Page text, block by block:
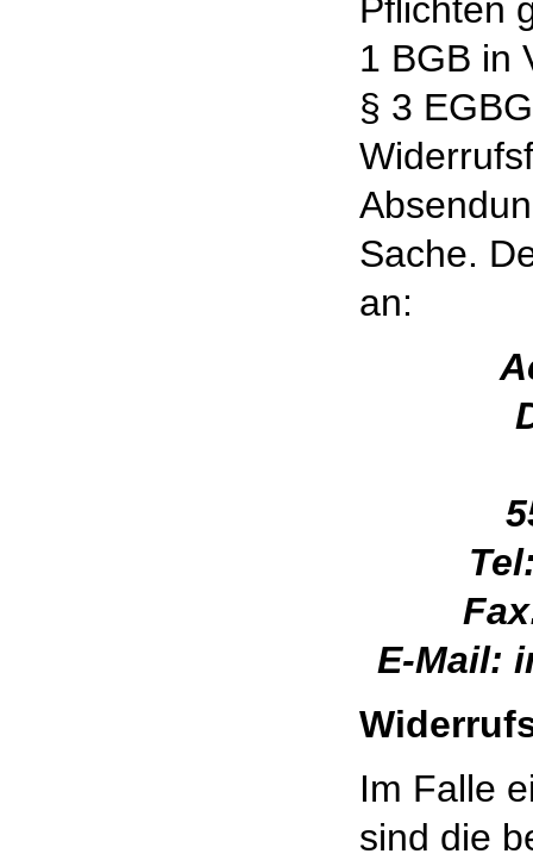
Pflichten
1 BGB in
§ 3
Sache.
an:
E-Mail:
Im Falle
sind die